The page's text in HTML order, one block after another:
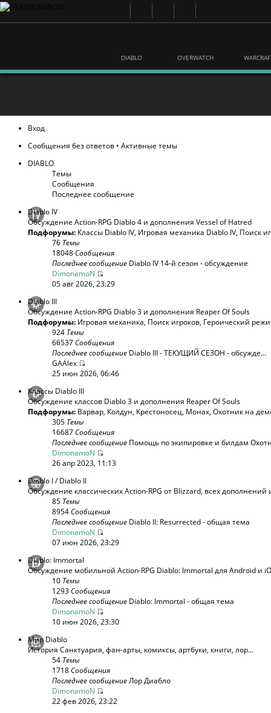
DIABLO OVERWATCH
Вход
Сообщения без ответов • Активные темы
DIABLO
Темы
Сообщения
Последнее сообщение
Diablo IV
Обсуждение Action-RPG Diablo 4 и дополнения Vessel of Hatred
Подфорумы: Классы Diablo IV, Игровая механика Diablo IV, Поиск
76 Темы
18048Сообщения
Последнее сообщение Diablo IV 14-й сезон - обсуждение
DimonamoN
05 авг 2026, 23:29
Diablo III
Обсуждение Action-RPG Diablo 3 и дополнения Reaper Of Souls
Подфорумы: Игровая механика, Поиск игроков, Героический
924 Темы
66537Сообщения
Последнее сообщение Diablo III - ТЕКУЩИЙ СЕЗОН - обсужде...
GAAlex
25 июн 2026, 06:46
Классы Diablo III
Обсуждение классов Diablo 3 и дополнения Reaper Of Souls
Подфорумы: Варвар, Колдун, Крестоносец, Монах, Охотник на
305 Темы
16687Сообщения
Последнее сообщение Помощь по экипировке и билдам
DimonamoN
26 апр 2023, 11:13
Diablo I / Diablo II
Обсуждение классических Action-RPG от Blizzard, всех дополнений
85 Темы
8954Сообщения
Последнее сообщение Diablo II: Resurrected - общая тема
DimonamoN
07 июн 2026, 23:29
Diablo: Immortal
Обсуждение мобильной Action-RPG Diablo: Immortal для Android и
10 Темы
1293Сообщения
Последнее сообщение Diablo: Immortal - общая тема
DimonamoN
10 июн 2026, 23:30
Мир Diablo
История Санктуария, фан-арты, комиксы, артбуки, книги, лор...
54 Темы
1718Сообщения
Последнее сообщениеЛор Диабло
DimonamoN
22 фев 2026, 23:22